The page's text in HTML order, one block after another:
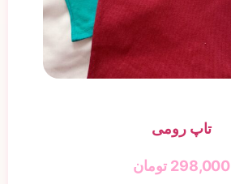
تاپ رومی
298,000 تومان